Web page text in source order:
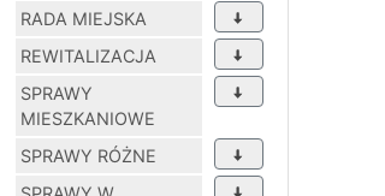
RADA MIEJSKA
REWITALIZACJA
SPRAWY
MIESZKANIOWE
SPRAWY RÓŻNE